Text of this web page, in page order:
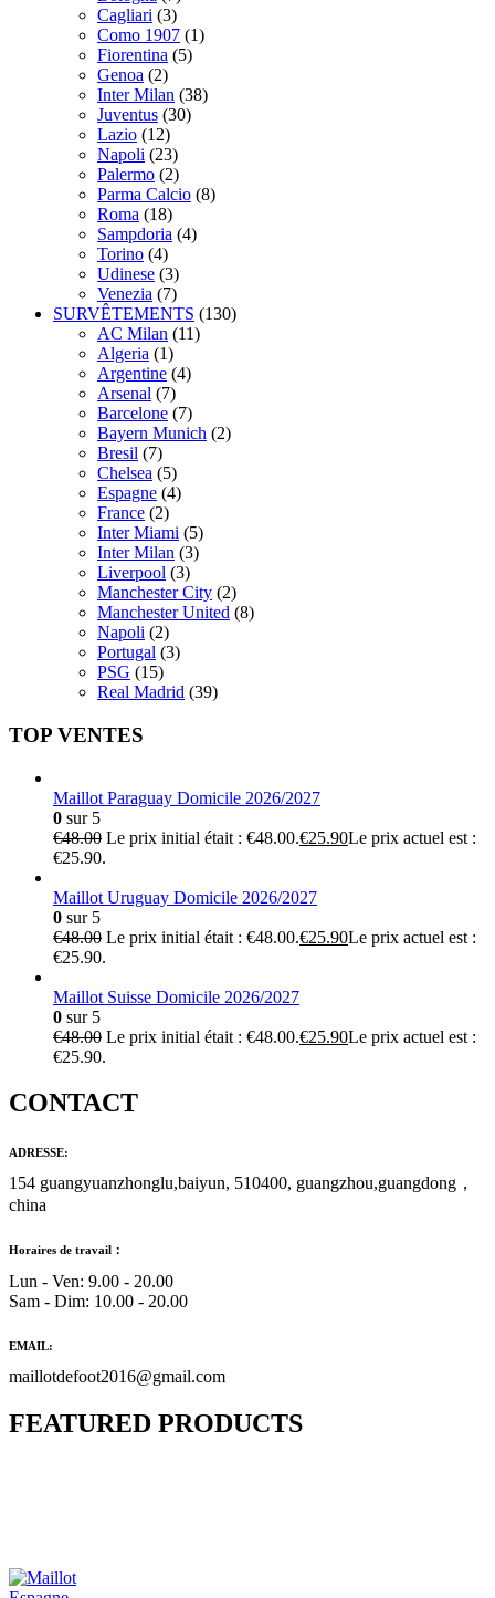
Cagliari (3)
Como 1907 (1)
Fiorentina (5)
Genoa (2)
Inter Milan (38)
Juventus (30)
Lazio (12)
Napoli (23)
Palermo (2)
Parma Calcio (8)
Roma (18)
Sampdoria (4)
Torino (4)
Udinese (3)
Venezia (7)
SURVÊTEMENTS (130)
AC Milan (11)
Algeria (1)
Argentine (4)
Arsenal (7)
Barcelone (7)
Bayern Munich (2)
Bresil (7)
Chelsea (5)
Espagne (4)
France (2)
Inter Miami (5)
Inter Milan (3)
Liverpool (3)
Manchester City (2)
Manchester United (8)
Napoli (2)
Portugal (3)
PSG (15)
Real Madrid (39)
TOP VENTES
Maillot Paraguay Domicile 2026/2027
0 sur 5
€48.00 Le prix initial était : €48.00.€25.90Le prix actuel est :
€25.90.
Maillot Uruguay Domicile 2026/2027
0 sur 5
€48.00 Le prix initial était : €48.00.€25.90Le prix actuel est :
€25.90.
Maillot Suisse Domicile 2026/2027
0 sur 5
€48.00 Le prix initial était : €48.00.€25.90Le prix actuel est :
€25.90.
CONTACT
ADRESSE:
154 guangyuanzhonglu,baiyun, 510400, guangzhou,guangdong，
china
Horaires de travail：
Lun - Ven: 9.00 - 20.00
Sam - Dim: 10.00 - 20.00
EMAIL:
maillotdefoot2016@gmail.com
FEATURED PRODUCTS